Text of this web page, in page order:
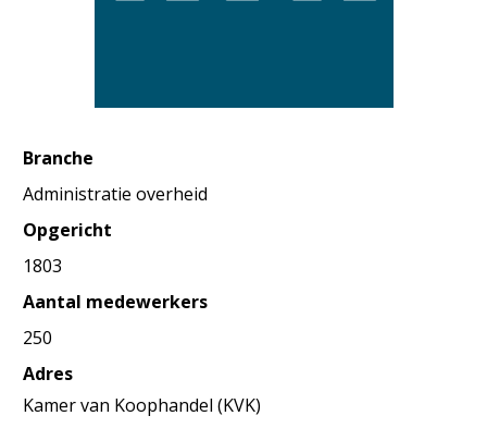
Branche
Administratie overheid
Opgericht
1803
Aantal medewerkers
250
Adres
Kamer van Koophandel (KVK)